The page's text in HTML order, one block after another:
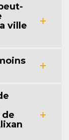
ville